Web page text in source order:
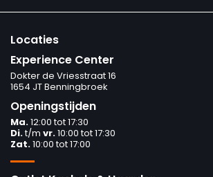
Locaties
Experience Center
Dokter de Vriesstraat 16
1654 JT Benningbroek
Openingstijden
Ma.12:00 tot 17:30
Di.t/m vr.10:00 tot 17:30
Zat.10:00 tot 17:00